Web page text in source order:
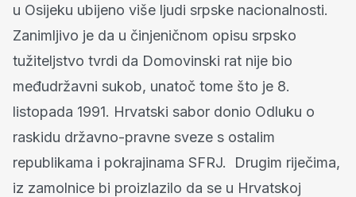
u Osijeku ubijeno više ljudi srpske nacionalnosti.
Zanimljivo je da u činjeničnom opisu srpsko
tužiteljstvo tvrdi da Domovinski rat nije bio
međudržavni sukob, unatoč tome što je 8.
listopada 1991. Hrvatski sabor donio Odluku o
raskidu državno-pravne sveze s ostalim
republikama i pokrajinama SFRJ. Drugim riječima,
iz zamolnice bi proizlazilo da se u Hrvatskoj